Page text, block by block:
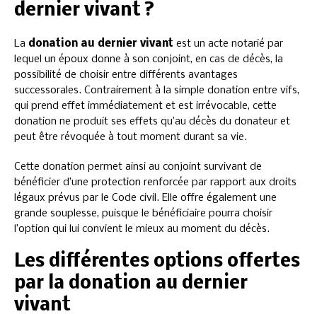
dernier vivant ?
La donation au dernier vivant est un acte notarié par
lequel un époux donne à son conjoint, en cas de décès, la
possibilité de choisir entre différents avantages
successorales. Contrairement à la simple donation entre vifs,
qui prend effet immédiatement et est irrévocable, cette
donation ne produit ses effets qu’au décès du donateur et
peut être révoquée à tout moment durant sa vie.
Cette donation permet ainsi au conjoint survivant de
bénéficier d’une protection renforcée par rapport aux droits
légaux prévus par le Code civil. Elle offre également une
grande souplesse, puisque le bénéficiaire pourra choisir
l’option qui lui convient le mieux au moment du décès.
Les différentes options offertes
par la donation au dernier
vivant